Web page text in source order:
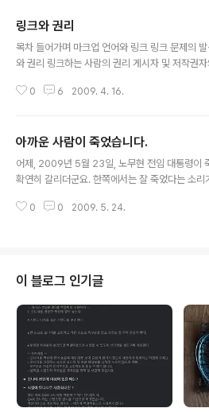
도 GFDL을 따릅니다. 사용방법 : 위 표를 복사해
#.# 부분을 버전 번호로 바꾸어 주십시오. 모르
을 "GFDL을"이라고 바꾸면 됩니다. 가장 ..
링크와 권리
목차 들어가며 마크업 언어와 링크 링크 문제의
와 권리 링크하는 사람의 권리 게시자 및 저작권자
사이트가 폭주하기를 바라지 않아요. 이미 게시된
어가며# 링크에 대해 많은 이들이 잘못된 상식을
있는 경우가 있어서 이 글을 쓰게 되었다. 우선 권
을 말한다면, 인터넷 HTML 및 XHTML 등에서
및 저작권자의 허가를 얻어야 한다. 그러나 그 허가
0 6 2009. 4. 16.
아까운 사람이 죽었습니다.
어제, 2009년 5월 23일, 노무현 전임 대통령이
확연히 갈리더군요. 한쪽에서는 잘 죽었다는 소리
"잘 죽었다"라는 말하는 사람들 속을 들여다보고
니까? 모두 아닙니다. 그는 깨끗한 사람입니다. 그
입니다. 아시겠습니까? 정치인치고는 깨끗한 사
먹은 놈이 깨끗한 사람..
0 0 2009. 5. 24.
이 블로그 인기글